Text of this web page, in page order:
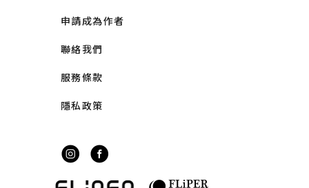
申請成為作者
聯絡我們
服務條款
隱私政策